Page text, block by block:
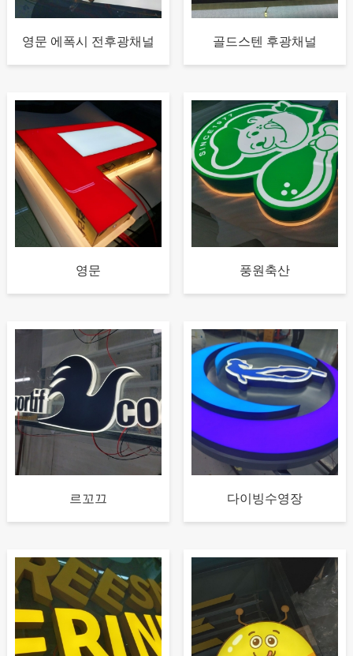
영문 에폭시 전후광채널 골드스텐 후광채널
영문 풍원축산
르꼬끄 다이빙수영장